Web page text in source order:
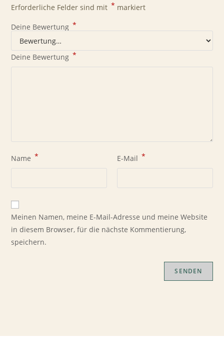
Erforderliche Felder sind mit * markiert
Deine Bewertung *
Deine Bewertung *
Name * E-Mail *
Meinen Namen, meine E-Mail-Adresse und meine Website
in diesem Browser, für die nächste Kommentierung,
speichern.